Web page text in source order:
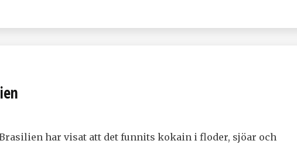
har visat att det funnits kokain i floder, sjöar och